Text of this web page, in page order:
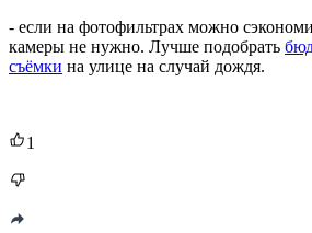
- если на фотофильтрах можно
камеры не нужно. Лучше подобрать
съёмки на улице на случай дождя.
1